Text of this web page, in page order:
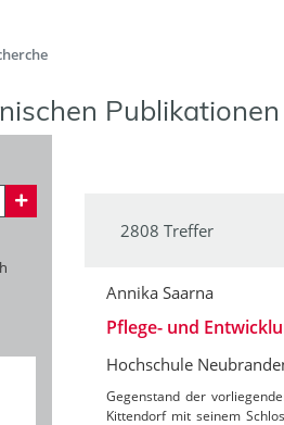
Publikationen
2808 Treffer
Annika Saarna
Pflege- und
Hochschule
Gegenstand der
Kittendorf mit seinem